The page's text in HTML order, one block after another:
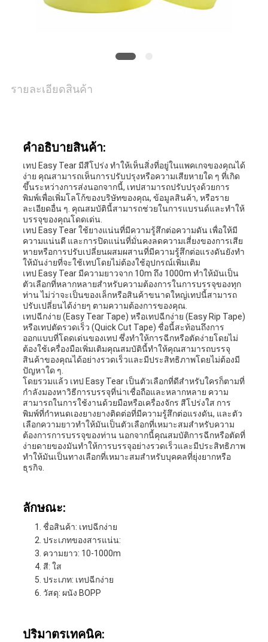
แผนผัง
เว็บไซต์
นโยบาย
ความ
เป็น
ส่วน
รายละเอียดสินค้า
คําอธิบายสินค้า:
เทป Easy Tear มีสีโปร่ง ทําให้เห็นสิ่งที่อยู่ในแพคเกจของคุณได้
ง่าย คุณสามารถเห็นการปรับปรุงหรือความเสียหายใด ๆ ที่เกิด
ขึ้นระหว่างการส่งนอกจากนี้, เทปสามารถปรับปรุงด้วยการ
พิมพ์เพื่อเพิ่มโลโก้ของบริษัทของคุณ, ข้อมูลสินค้า, หรือราย
ละเอียดอื่น ๆ. คุณสมบัตินี้สามารถช่วยในการแบรนด์และทําให้
บรรจุของคุณโดดเด่น.
เทป Easy Tear ใช้ยางแน่นที่มีความรู้สึกต่อความดัน เพื่อให้มี
ความแน่นดี และการปิดแน่นที่มั่นคงลดความเสี่ยงของการเสีย
หายหรือการปรับเปลี่ยนผสมผสานที่มีความรู้สึกต่อแรงดันยังทํา
ให้มันง่ายที่จะใช้เทปโดยไม่ต้องใช้อุปกรณ์เพิ่มเติม
เทป Easy Tear มีความยาวจาก 10m ถึง 1000m ทําให้มันเป็น
ตัวเลือกที่หลากหลายสําหรับความต้องการในการบรรจุของทุก
ท่าน ไม่ว่าจะเป็นของเล็กหรือสินค้าขนาดใหญ่เทปนี้สามารถ
ปรับเปลี่ยนได้ง่ายๆ ตามความต้องการของคุณ.
เทปฉีกง่าย (Easy Tear Tape) หรือเทปฉีกง่าย (Easy Rip Tape)
หรือเทปตัดรวดเร็ว (Quick Cut Tape) ชื่อนี้สะท้อนถึงการ
ออกแบบที่โดดเด่นของเทป ซึ่งทําให้การฉีกหรือตัดง่ายโดยไม่
ต้องใช้เครื่องมือเพิ่มเติมคุณสมบัตินี้ทําให้คุณสามารถบรรจุ
สินค้าของคุณได้อย่างรวดเร็วและมีประสิทธิภาพโดยไม่ต้องมี
ปัญหาใด ๆ.
โดยรวมแล้ว เทป Easy Tear เป็นตัวเลือกที่ดีสําหรับใครก็ตามที่
กําลังมองหาวิธีการบรรจุที่น่าเชื่อถือและหลากหลาย ความ
สามารถในการใช้งานด้วยมือหรือเครื่องจักร สีโปร่งใส การ
พิมพ์ที่กําหนดเองยางยางติดต่อที่มีความรู้สึกต่อแรงดัน, และตัว
เลือกความยาวทําให้มันเป็นตัวเลือกที่เหมาะสมสําหรับความ
ต้องการการบรรจุของท่าน นอกจากนี้คุณสมบัติการฉีกหรือตัดที่
ง่ายดายของมันทําให้การบรรจุอย่างรวดเร็วและมีประสิทธิภาพ
ทําให้มันเป็นทางเลือกที่เหมาะสมสําหรับบุคคลที่ยุ่งยากหรือ
ธุรกิจ.
ลักษณะ:
ชื่อสินค้า: เทปฉีกง่าย
ประเภทของสารแน่น:
ความยาว: 10-1000m
สี: ใส
ประเภท: เทปฉีกง่าย
วัสดุ: ผนัง BOPP
ปริมาตรเทคนิค: